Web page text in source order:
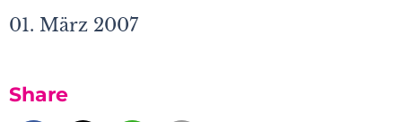
01. März 2007
Share